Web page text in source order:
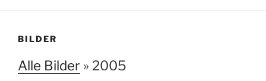
BILDER
Alle Bilder » 2005